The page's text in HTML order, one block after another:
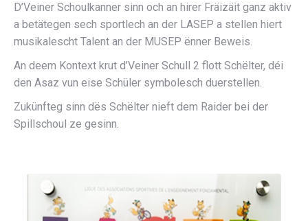
D’Veiner Schoulkanner sinn och an hirer Fräizäit ganz aktiv
a betätegen sech sportlech an der LASEP a stellen hiert
musikalescht Talent an der MUSEP ënner Beweis.
An deem Kontext krut d’Veiner Schull 2 flott Schëlter, déi
den Asaz vun eise Schüler symbolesch duerstellen.
Zukünfteg sinn dës Schëlter nieft dem Raider bei der
Spillschoul ze gesinn.